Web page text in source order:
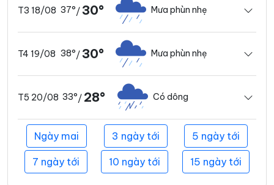
T3 18/08 37°/30° Mưa phùn nhẹ
T4 19/08 38°/30° Mưa phùn nhẹ
T5 20/08 33°/ 28° Có dông
Ngày mai 3 ngày tới 5 ngày tới
7 ngày tới 10 ngày tới 15 ngày tới